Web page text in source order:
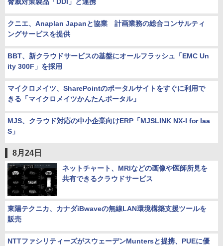
クニエ、Anaplan Japanと協業 計画業務の総合コンサルティ
ングサービスを提供
BBT、新クラウドサービスの基盤にオールフラッシュ「EMC Un
ity 300F」を採用
マイクロメイツ、SharePointのポータルサイトをすぐに利用で
きる「マイクロメイツかんたんポータル」
MJS、クラウド対応の中小企業向けERP「MJSLINK NX-I for Iaa
S」
8月24日
ネットチャート、MRIなどの画像や医師所見を
共有できるクラウドサービス
東陽テクニカ、カナダiBwaveの無線LAN環境構築支援ツールを
販売
NTTファシリティーズがスウェーデンMuntersと提携、PUEに優